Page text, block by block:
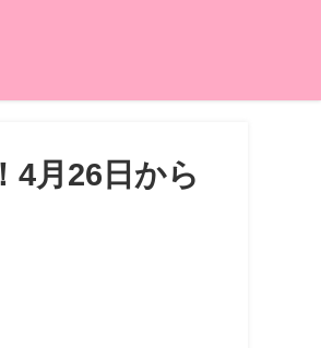
4月26日から